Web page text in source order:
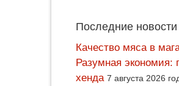
Последние
Качество мяса в
Разумная экономия:
хенда 7 августа 2026